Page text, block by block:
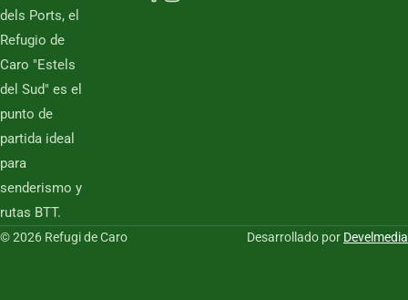
dels Ports, el
Refugio de
Caro "Estels
del Sud" es el
punto de
partida ideal
para
senderismo y
rutas BTT.
© 2026 Refugi de Caro Desarrollado por Develmedia